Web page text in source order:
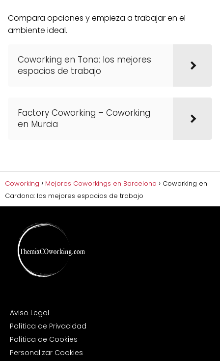
Compara opciones y empieza a trabajar en el
ambiente ideal.
Coworking en Tona: los mejores
espacios de trabajo
Factory Coworking – Coworking
en Murcia
Coworking Mejores Coworkings en Barcelona
Coworking en
Cardona: los mejores espacios de trabajo
Aviso Legal
Política de Privacidad
Política de Cookies
Personalizar Cookies